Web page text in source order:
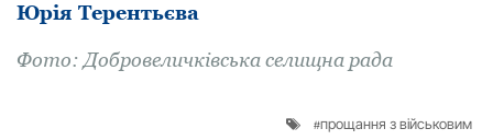
Юрія Терентьєва
Фoтo: Добровеличківська селищна рада
прощання з військовим